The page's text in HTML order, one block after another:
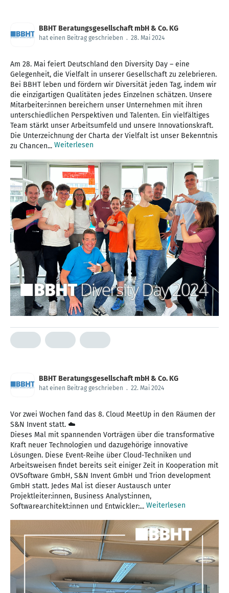
BBHT Beratungsgesellschaft mbH & Co. KG
hat einen Beitrag geschrieben . 28. Mai 2024
Am 28. Mai feiert Deutschland den Diversity Day – eine
Gelegenheit, die Vielfalt in unserer Gesellschaft zu zelebrieren.
Bei BBHT leben und fördern wir Diversität jeden Tag, indem wir
die einzigartigen Qualitäten jedes Einzelnen schätzen. Unsere
Mitarbeiter:innen bereichern unser Unternehmen mit ihren
unterschiedlichen Perspektiven und Talenten. Ein vielfältiges
Team stärkt unser Arbeitsumfeld und unsere Innovationskraft.
Die Unterzeichnung der Charta der Vielfalt ist unser Bekenntnis
zu Chancen... Weiterlesen
BBHT Beratungsgesellschaft mbH & Co. KG
hat einen Beitrag geschrieben . 22. Mai 2024
Vor zwei Wochen fand das 8. Cloud MeetUp in den Räumen der
S&N Invent statt. ☁️
Dieses Mal mit spannenden Vorträgen über die transformative
Kraft neuer Technologien und dazugehörige innovative
Lösungen. Diese Event-Reihe über Cloud-Techniken und
Arbeitsweisen findet bereits seit einiger Zeit in Kooperation mit
OVSoftware GmbH, S&N Invent GmbH und Trion development
GmbH statt. Jedes Mal ist dieser Austausch unter
Projektleiter:innen, Business Analyst:innen,
Softwarearchitekt:innen und Entwickler:... Weiterlesen